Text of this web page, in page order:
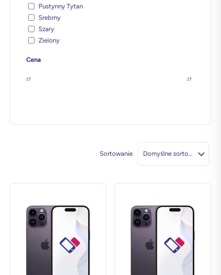
Pustynny Tytan
Srebrny
Szary
Zielony
Cena
zł zł